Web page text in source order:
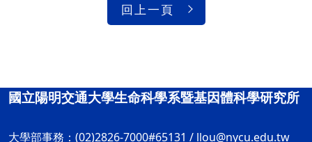
回上一頁
國立陽明交通大學生命科學系暨基因體科學研究所
大學部事務：(02)2826-7000#65131 / llou@nycu.edu.tw